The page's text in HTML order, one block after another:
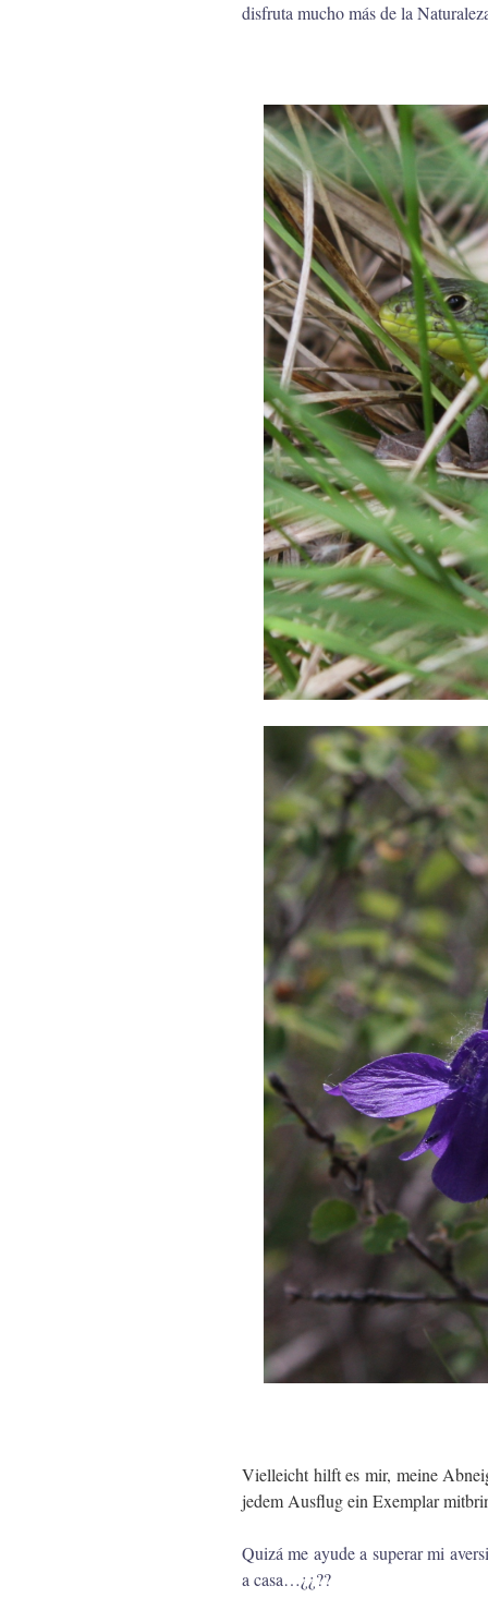
disfruta mucho más de la
Vielleicht hilft es mir, meine
jedem Ausflug ein Exemplar
Quizá me ayude a superar mi
a casa…¿¿??